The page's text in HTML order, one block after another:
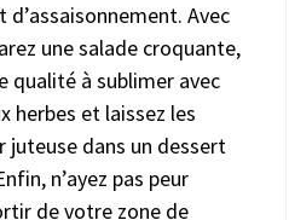
Avec
une salade croquante,
qualité à sublimer avec
herbes et laissez les
juteuse dans un dessert
n’ayez pas peur
de votre zone de